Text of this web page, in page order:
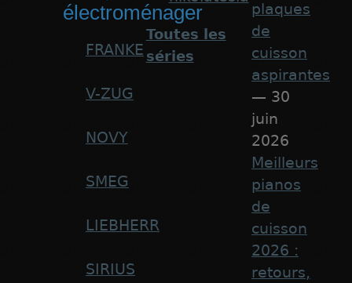
électroménager
FRANKE
V-ZUG
NOVY
SMEG
LIEBHERR
SIRIUS
Toutes les
séries
plaques
de
cuisson
aspirantes
— 30
juin
2026
Meilleurs
pianos
de
cuisson
2026 :
retours,